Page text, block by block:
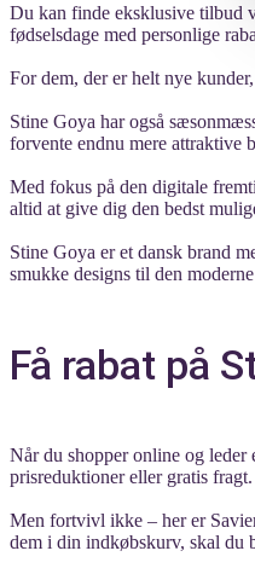
Du kan finde eksklusive tilbud
fødselsdage med personlige
For dem, der er helt nye
Stine Goya har også
forvente endnu mere attraktive
Med fokus på den digitale
altid at give dig den bedst
Stine Goya er et dansk brand
smukke designs til den
Få rabat på
Når du shopper online og leder
prisreduktioner eller gratis
Men fortvivl ikke – her er
dem i din indkøbskurv, skal du